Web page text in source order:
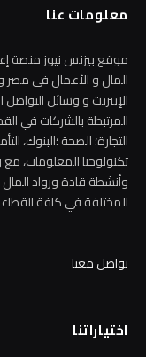
معلومات عنا
موقع بيزنس نيوز منصة
المال و الأعمال في مصر
الإنترنت و وسائل التواصل
المرتبطة بالشركات في
التجارة؛ الصحة ؛البنوك،
تكنولوجيا المعلومات،
وأنشطة قادة ورواد
المختلفة في كافة
تواصل معنا
اختياراتنا